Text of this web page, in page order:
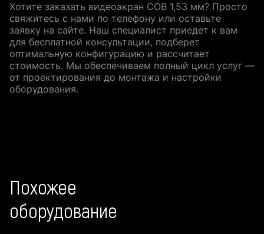
Хотите заказать видеоэкран COB 1,53 мм? Просто
свяжитесь с нами по телефону или оставьте
заявку на сайте. Наш специалист приедет к вам
для бесплатной консультации, подберет
оптимальную конфигурацию и рассчитает
стоимость. Мы обеспечиваем полный цикл услуг —
от проектирования до монтажа и настройки
оборудования.
Похожее
оборудование